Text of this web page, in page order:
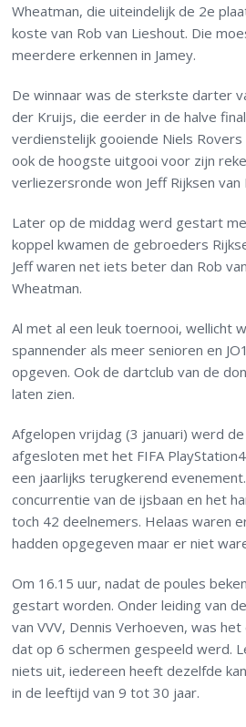
Wheatman, die uiteindelijk de 2e
koste van Rob van Lieshout. Die
meerdere erkennen in Jamey.
De winnaar was de sterkste darter
der Kruijs, die eerder in de halve
verdienstelijk gooiende Niels Rovers
ook de hoogste uitgooi voor zijn
verliezersronde won Jeff Rijksen van
Later op de middag werd gestart
koppel kwamen de gebroeders
Jeff waren net iets beter dan Rob
Wheatman.
Al met al een leuk toernooi, wellicht
spannender als meer senioren en
opgeven. Ook de dartclub van de
laten zien.
Afgelopen vrijdag (3 januari) werd
afgesloten met het FIFA
een jaarlijks terugkerend
concurrentie van de ijsbaan en het
toch 42 deelnemers. Helaas waren
hadden opgegeven maar er niet
Om 16.15 uur, nadat de poules
gestart worden. Onder leiding van
van VVV, Dennis Verhoeven, was
dat op 6 schermen gespeeld werd.
niets uit, iedereen heeft dezelfde
in de leeftijd van 9 tot 30 jaar.